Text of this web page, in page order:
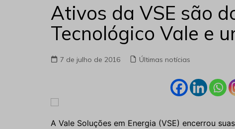
Ativos da VSE são
Tecnológico Vale e
7 de julho de 2016 Últimas notícias
A Vale Soluções em Energia (VSE) encerrou